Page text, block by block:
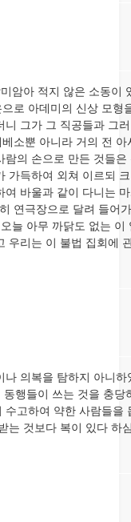
암아 적지 않은 소동이
로 아데미의 신상 모형
그가 그 직공들과 그
소뿐 아니라 거의 전 아
의 손으로 만든 것들은
득하여 외쳐 이르되
바울과 같이 다니는
연극장으로 달려 들어
늘 아무 까닭도 없는 이
우리는 이 불법 집회에
나 의복을 탐하지 아니하
행들이 쓰는 것을 충당
고하여 약한 사람들을
는 것보다 복이 있다 하